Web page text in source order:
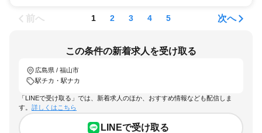
前へ 1 2 3 4 5 次へ
この条件の新着求人を受け取る
広島県 / 福山市
駅チカ・駅ナカ
「LINEで受け取る」では、新着求人のほか、おすすめ情報なども配信しま
す。 詳しくはこちら
LINEで受け取る